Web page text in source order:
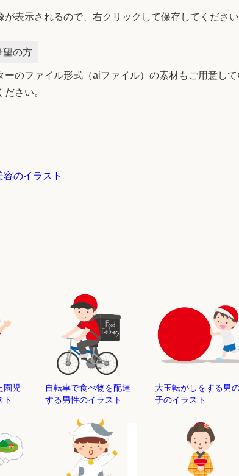
表示されるので、右クリックして保存してください
望の方
のファイル形式（aiファイル）の素材もご用意し
さい。
のイラスト
園児
ト
自転車で食べ物を配達
する男性のイラスト
大玉転がしをする男
子のイラスト